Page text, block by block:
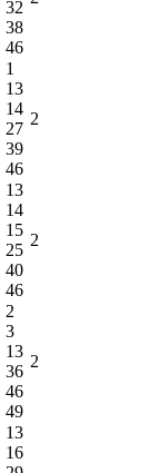
32
38
46
1
13
14
27
39
46
2
13
14
15
25
40
46
2
2
3
13
36
46
49
2
13
16